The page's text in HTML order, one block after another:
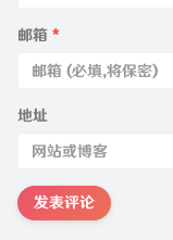
邮箱 *
地址
发表评论